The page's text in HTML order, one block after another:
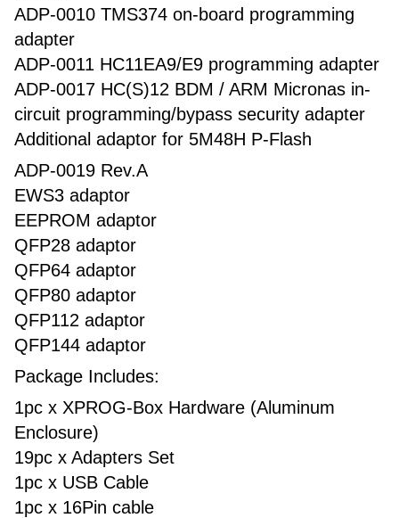
ADP-0010 TMS374 on-board programming
adapter
ADP-0011 HC11EA9/E9 programming adapter
ADP-0017 HC(S)12 BDM / ARM Micronas in-
circuit programming/bypass security adapter
Additional adaptor for 5M48H P-Flash
ADP-0019 Rev.A
EWS3 adaptor
EEPROM adaptor
QFP28 adaptor
QFP64 adaptor
QFP80 adaptor
QFP112 adaptor
QFP144 adaptor
Package Includes:
1pc x XPROG-Box Hardware (Aluminum
Enclosure)
19pc x Adapters Set
1pc x USB Cable
1pc x 16Pin cable